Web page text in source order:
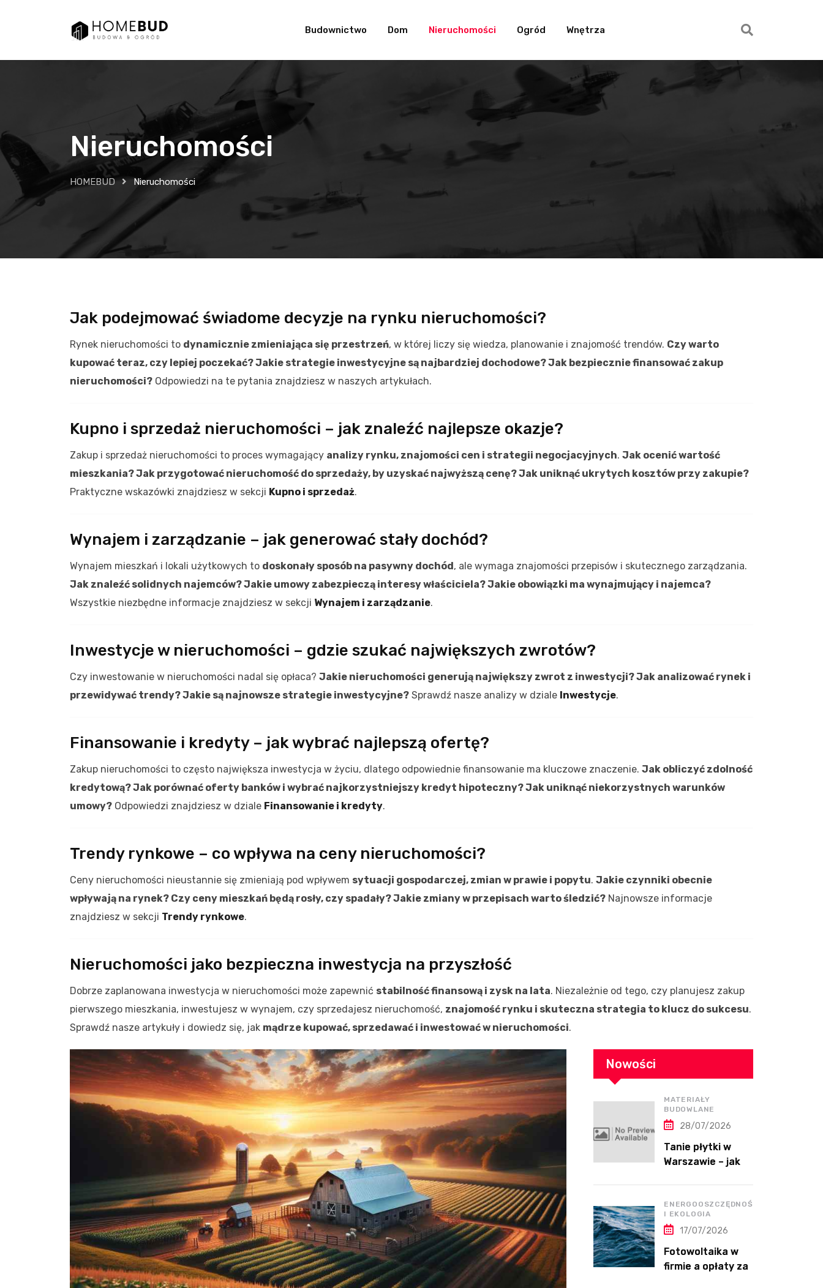
Budownictwo Dom Nieruchomości Ogród Wnętrza
Nieruchomości
HOMEBUD Nieruchomości
Jak podejmować świadome decyzje na rynku nieruchomości?
Rynek nieruchomości to dynamicznie zmieniająca się przestrzeń, w której liczy się wiedza, planowanie i znajomość trendów. Czy warto
kupować teraz, czy lepiej poczekać? Jakie strategie inwestycyjne są najbardziej dochodowe? Jak bezpiecznie finansować zakup
nieruchomości? Odpowiedzi na te pytania znajdziesz w naszych artykułach.
Kupno i sprzedaż nieruchomości – jak znaleźć najlepsze okazje?
Zakup i sprzedaż nieruchomości to proces wymagający analizy rynku, znajomości cen i strategii negocjacyjnych. Jak ocenić wartość
mieszkania? Jak przygotować nieruchomość do sprzedaży, by uzyskać najwyższą cenę? Jak uniknąć ukrytych kosztów przy zakupie?
Praktyczne wskazówki znajdziesz w sekcji Kupno i sprzedaż.
Wynajem i zarządzanie – jak generować stały dochód?
Wynajem mieszkań i lokali użytkowych to doskonały sposób na pasywny dochód, ale wymaga znajomości przepisów i skutecznego zarządzania.
Jak znaleźć solidnych najemców? Jakie umowy zabezpieczą interesy właściciela? Jakie obowiązki ma wynajmujący i najemca?
Wszystkie niezbędne informacje znajdziesz w sekcji Wynajem i zarządzanie.
Inwestycje w nieruchomości – gdzie szukać największych zwrotów?
Czy inwestowanie w nieruchomości nadal się opłaca? Jakie nieruchomości generują największy zwrot z inwestycji? Jak analizować rynek i
przewidywać trendy? Jakie są najnowsze strategie inwestycyjne? Sprawdź nasze analizy w dziale Inwestycje.
Finansowanie i kredyty – jak wybrać najlepszą ofertę?
Zakup nieruchomości to często największa inwestycja w życiu, dlatego odpowiednie finansowanie ma kluczowe znaczenie. Jak obliczyć zdolność
kredytową? Jak porównać oferty banków i wybrać najkorzystniejszy kredyt hipoteczny? Jak uniknąć niekorzystnych warunków
umowy? Odpowiedzi znajdziesz w dziale Finansowanie i kredyty.
Trendy rynkowe – co wpływa na ceny nieruchomości?
Ceny nieruchomości nieustannie się zmieniają pod wpływem sytuacji gospodarczej, zmian w prawie i popytu. Jakie czynniki obecnie
wpływają na rynek? Czy ceny mieszkań będą rosły, czy spadały? Jakie zmiany w przepisach warto śledzić? Najnowsze informacje
znajdziesz w sekcji Trendy rynkowe.
Nieruchomości jako bezpieczna inwestycja na przyszłość
Dobrze zaplanowana inwestycja w nieruchomości może zapewnić stabilność finansową i zysk na lata. Niezależnie od tego, czy planujesz zakup
pierwszego mieszkania, inwestujesz w wynajem, czy sprzedajesz nieruchomość, znajomość rynku i skuteczna strategia to klucz do sukcesu.
Sprawdź nasze artykuły i dowiedz się, jak mądrze kupować, sprzedawać i inwestować w nieruchomości.
Nowości
MATERIAŁY
BUDOWLANE
28/07/2026
Tanie płytki w
Warszawie – jak
przepłacania?
ENERGOOSZCZĘDNOŚĆ
I EKOLOGIA
17/07/2026
Fotowoltaika w
firmie a opłaty za